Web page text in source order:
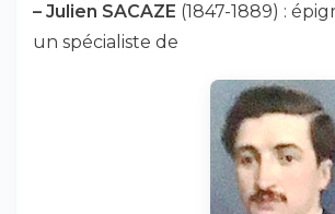
– Julien SACAZE (1847-1889) :
un spécialiste de